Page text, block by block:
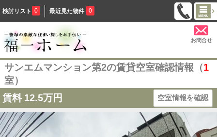
検討リスト 0 最近見た物件 0
お問合せ
サンエムマンション第2の賃貸空室確認情報（1
室）
賃料 12.5万円 空室情報を確認